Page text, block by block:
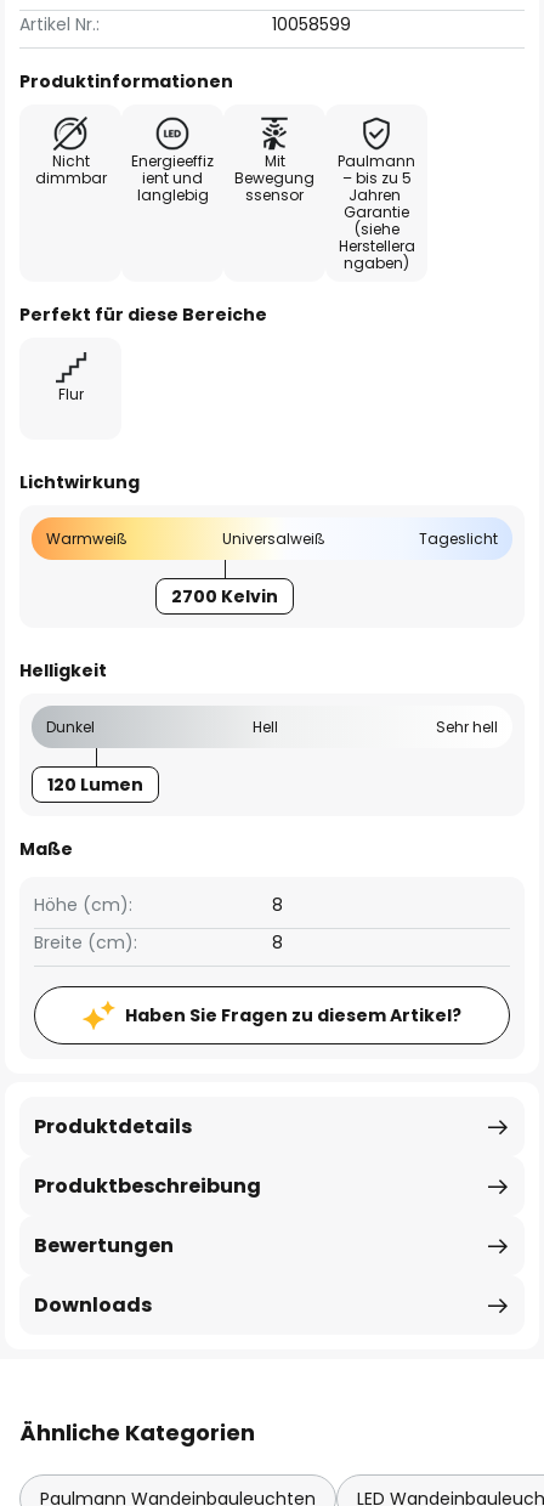
Artikel Nr.:
10058599
Produktinformationen
Nicht
dimmbar
Energieeffiz
ient und
langlebig
Mit
Bewegung
ssensor
Paulmann
– bis zu 5
Jahren
Garantie
(siehe
Herstellera
ngaben)
Perfekt für diese Bereiche
Flur
Lichtwirkung
Warmweiß Universalweiß Tageslicht
2700 Kelvin
Helligkeit
Dunkel Hell Sehr hell
120 Lumen
Maße
Breite (cm): 8
Höhe (cm): 8
Haben Sie Fragen zu diesem Artikel?
Produktbeschreibung
Produktdetails
Bewertungen
Downloads
Ähnliche Kategorien
Paulmann Wandeinbauleuchten LED